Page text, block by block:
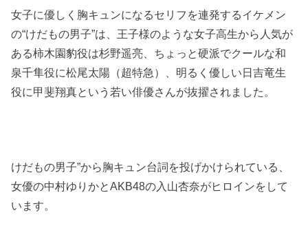
女子に優しく胸キュンになるセリフを連発するイケメン
の“けだもの男子”は、王子様のような女子高生から人気が
ある柿木園豹役は杉野遥亮、ちょっと硬派でクールな和
泉千隼役に松尾太陽（超特急）、明るく優しい日吉竜生
役に甲斐翔真という若い俳優さんが抜擢されました。
けだもの男子”から胸キュン台詞を投げかけられている、
女優の中村ゆりかとAKB48の入山杏奈がヒロインをして
います。